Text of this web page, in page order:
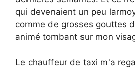
qui devenaient un peu
comme de grosses gouttes
animé tombant sur mon
Le chauffeur de taxi m'a